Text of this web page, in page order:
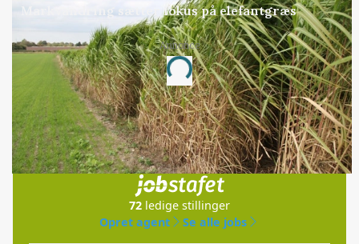
Markvandring sætter fokus på elefantgræs
Annonce
Loading...
Jobs
i samarbejde med
72 ledige stillinger
Opret agent
Se alle jobs